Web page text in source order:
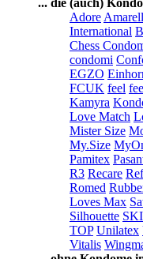
... die (auch)
Adore
International
Chess
condomi
EGZO
FCUK feel
Kamyra
Love Match
Mister Size
My.Size
Pamitex
R3 Recare
Romed
Loves Max
Silhouette
TOP Unilatex
Vitalis